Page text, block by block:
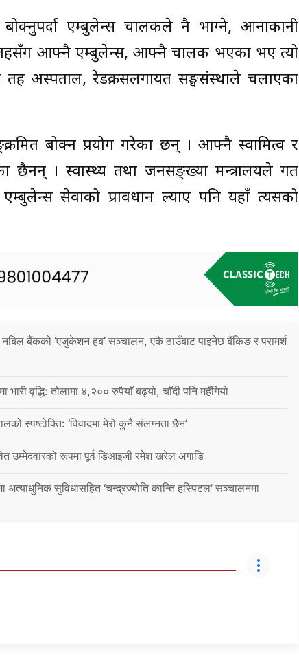
एम्बुलेन्स चालकले नै भाग्ने, आनाकानी
तहसँग आफ्नै एम्बुलेन्स, आफ्नै चालक भएका भए त्यो
अस्पताल, रेडक्रसलगायत सङ्घसंस्थाले चलाएका
बोक्न प्रयोग गरेका छन् । आफ्नै स्वामित्व र
छैनन् । स्वास्थ्य तथा जनसङ्ख्या मन्त्रालयले गत
सेवाको प्रावधान ल्याए पनि यहाँ त्यसको
नबिल बैंकको ‘एजुकेशन हब’ सञ्चालन, एकै ठाउँबाट पाइनेछ बैंकिङ र परामर्श
भारी वृद्धि: तोलामा ४,२०० रुपैयाँ बढ्यो, चाँदी पनि महँगियो
स्पष्टोक्ति: ‘विवादमा मेरो कुनै संलग्नता छैन’
उम्मेदवारको रूपमा पूर्व डिआइजी रमेश खरेल अगाडि
अत्याधुनिक सुविधासहित ‘चन्द्रज्योति कान्ति हस्पिटल’ सञ्चालनमा